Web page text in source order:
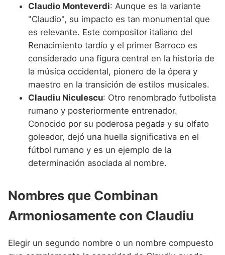
Claudio Monteverdi: Aunque es la variante
"Claudio", su impacto es tan monumental que
es relevante. Este compositor italiano del
Renacimiento tardío y el primer Barroco es
considerado una figura central en la historia de
la música occidental, pionero de la ópera y
maestro en la transición de estilos musicales.
Claudiu Niculescu: Otro renombrado futbolista
rumano y posteriormente entrenador.
Conocido por su poderosa pegada y su olfato
goleador, dejó una huella significativa en el
fútbol rumano y es un ejemplo de la
determinación asociada al nombre.
Nombres que Combinan
Armoniosamente con Claudiu
Elegir un segundo nombre o un nombre compuesto